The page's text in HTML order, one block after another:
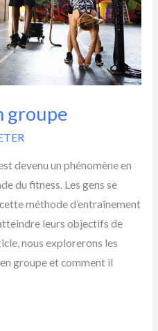
groupe
devenu un phénomène en
du fitness. Les gens se
méthode d’entraînement
leurs objectifs de
nous explorerons les
groupe et comment il